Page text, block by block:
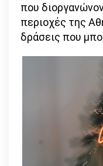
που
περιοχές της
δράσεις που